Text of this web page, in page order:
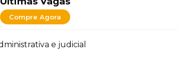
Compre Agora